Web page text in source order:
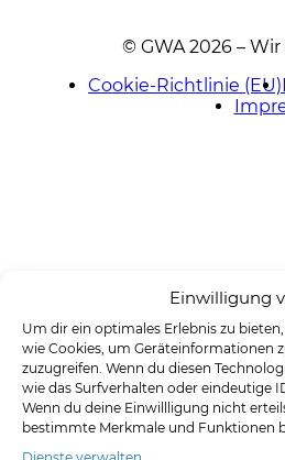
Einwilligung
Um dir ein optimales Erlebnis zu
wie Cookies, um Geräteinformationen
zuzugreifen. Wenn du diesen
wie das Surfverhalten oder eindeutige
Wenn du deine Einwillligung nicht
bestimmte Merkmale und Funktionen
© GWA 2026 –
Cookie-Richtlinie (EU)